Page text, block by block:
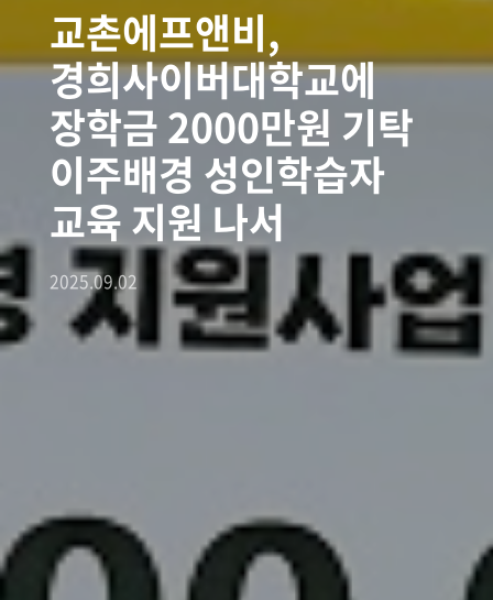
교촌에프앤비,
경희사이버대학교에
장학금 2000만원 기탁
이주배경 성인학습자
교육 지원 나서
2025.09.02